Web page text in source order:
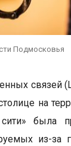
Подмосковья
связей
на
была
из-за